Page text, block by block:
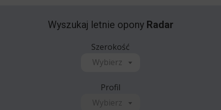
Wyszukaj letnie opony Radar
Szerokość
Wybierz
Profil
Wybierz